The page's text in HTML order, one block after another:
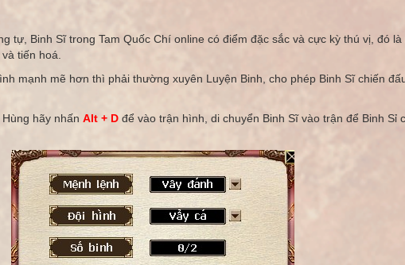
tự, Binh Sĩ trong Tam Quốc Chí online có điểm đặc sắc và cực kỳ thú vị, đó
tiến hoá.
mạnh mẽ hơn thì phải thường xuyên Luyện Binh, cho phép Binh Sĩ chiến
hãy nhấn Alt + D để vào trận hình, di chuyển Binh Sĩ vào trận để Binh Sỉ